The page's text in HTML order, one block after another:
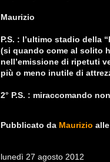
Maurizio
P.S. : l’ultimo stadio della
(si quando come al solito
nell’emissione di ripetuti
più o meno inutile di
2° P.S. : miraccomando
Pubblicato da Maurizio alle
lunedì 27 agosto 2012